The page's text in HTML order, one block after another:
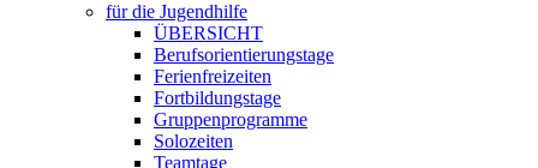
für die Jugendhilfe
ÜBERSICHT
Berufsorientierungstage
Ferienfreizeiten
Fortbildungstage
Gruppenprogramme
Solozeiten
Teamtage